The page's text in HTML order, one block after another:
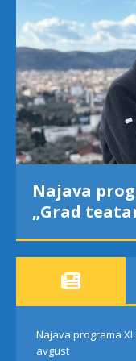
Najava
„Grad
Najava programa
avgust